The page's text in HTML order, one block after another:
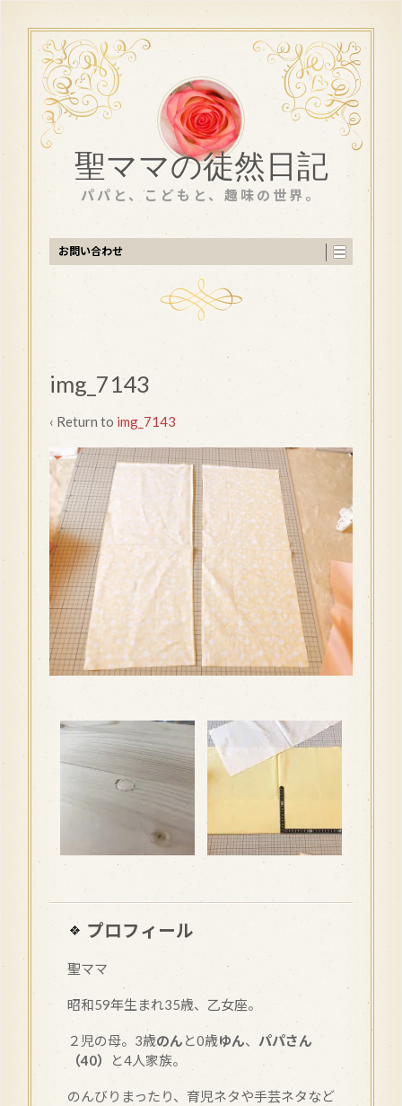
聖ママの徒然日記
パパと、こどもと、趣味の世界。
お問い合わせ
img_7143
‹ Return to img_7143
プロフィール
聖ママ
昭和59年生まれ35歳、乙女座。
２児の母。3歳のん と0歳ゆん、 パパさん
（40）
と4人家族。
のんびりまったり、育児ネタや手芸ネタなど